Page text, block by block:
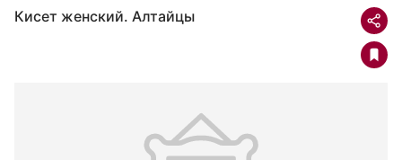
Кисет женский. Алтайцы